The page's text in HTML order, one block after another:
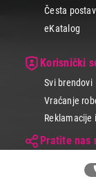
Česta
eKatalog
Korisnički
Svi brendovi
Vraćanje
Reklamacije
Pratite nas